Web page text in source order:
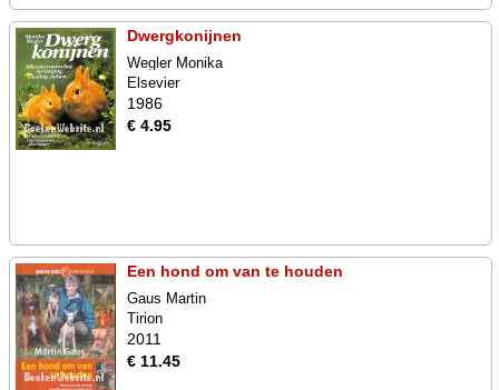
Dwergkonijnen
Wegler Monika
Elsevier
1986
€ 4.95
Een hond om van te houden
Gaus Martin
Tirion
2011
€ 11.45